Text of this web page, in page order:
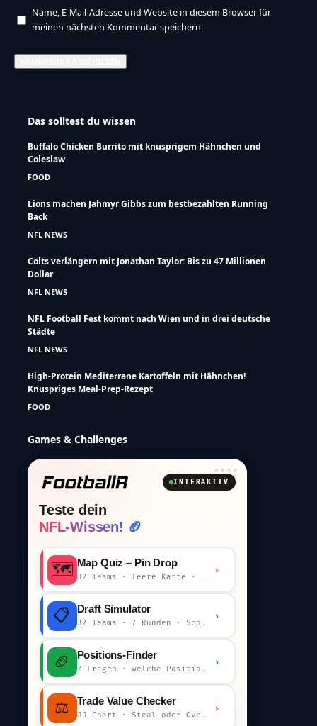
Name, E-Mail-Adresse und Website in diesem Browser für
meinen nächsten Kommentar speichern.
Das solltest du wissen
Buffalo Chicken Burrito mit knusprigem Hähnchen und
Coleslaw
FOOD
Lions machen Jahmyr Gibbs zum bestbezahlten Running
Back
NFL NEWS
Colts verlängern mit Jonathan Taylor: Bis zu 47 Millionen
Dollar
NFL NEWS
NFL Football Fest kommt nach Wien und in drei deutsche
Städte
NFL NEWS
High-Protein Mediterrane Kartoffeln mit Hähnchen!
Knuspriges Meal-Prep-Rezept
FOOD
Games & Challenges
INTERAKTIV
Teste dein
NFL-Wissen! 🏈
🗺️ Map Quiz – Pin Drop
32 Teams · leere Karte · km-Wertung
›
📋 Draft Simulator
32 Teams · 7 Runden · Scout-Kommentar
›
🏈 Positions-Finder
7 Fragen · welche Position bist du?
›
⚖️ Trade Value Checker
JJ-Chart · Steal oder Overpay?
›